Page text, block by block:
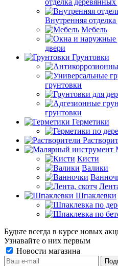
отделка
Внутренняя
Мебель
двери
Грунтовки
грунтовки
грунтовки
Герметики
Кисти
Валики
Шпаклевки
Будьте всегда в курсе новых
Узнавайте о них первым
Новости магазина